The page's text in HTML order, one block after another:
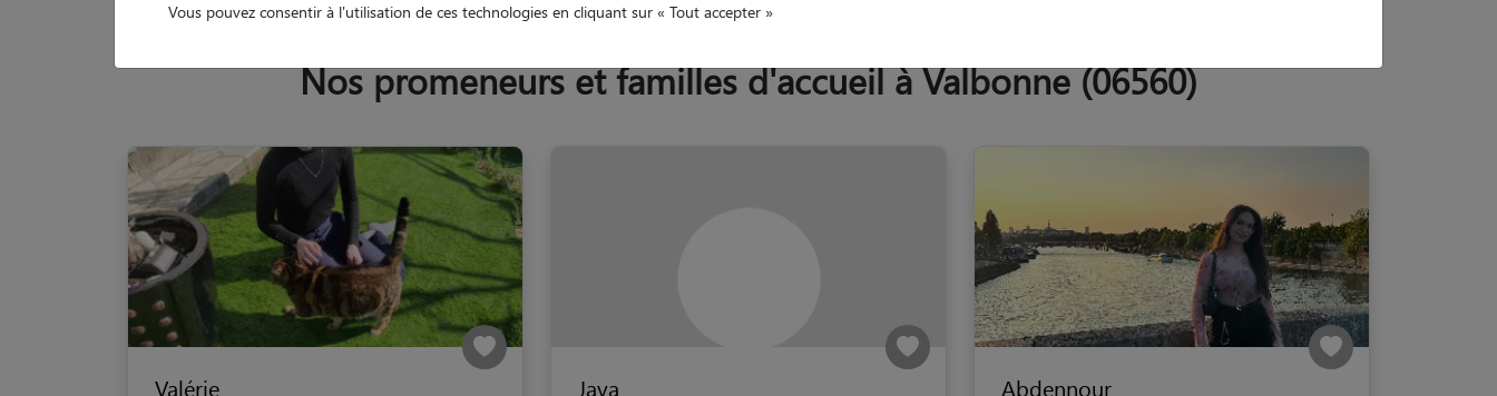
Nos promeneurs et familles d'accueil à Valbonne (06560)
Valérie Jaya Abdennour
Vous pouvez consentir à l'utilisation de ces technologies en cliquant sur « Tout accepter »